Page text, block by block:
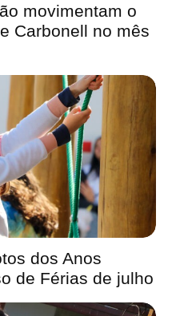
movimentam o
Carbonell no mês
dos Anos
de Férias de julho